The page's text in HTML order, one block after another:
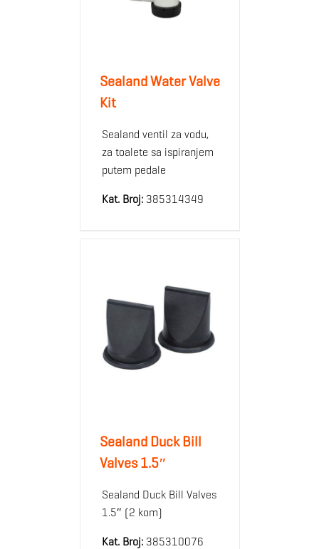
Sealand Water Valve
Kit
Sealand ventil za vodu,
za toalete sa ispiranjem
putem pedale
Kat. Broj:385314349
Sealand Duck Bill
Valves 1.5″
Sealand Duck Bill Valves
1.5″ (2 kom)
Kat. Broj:385310076